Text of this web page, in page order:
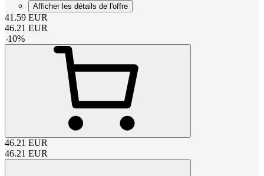
Afficher les détails de l'offre
41.59 EUR
46.21 EUR
-10%
46.21 EUR
46.21 EUR